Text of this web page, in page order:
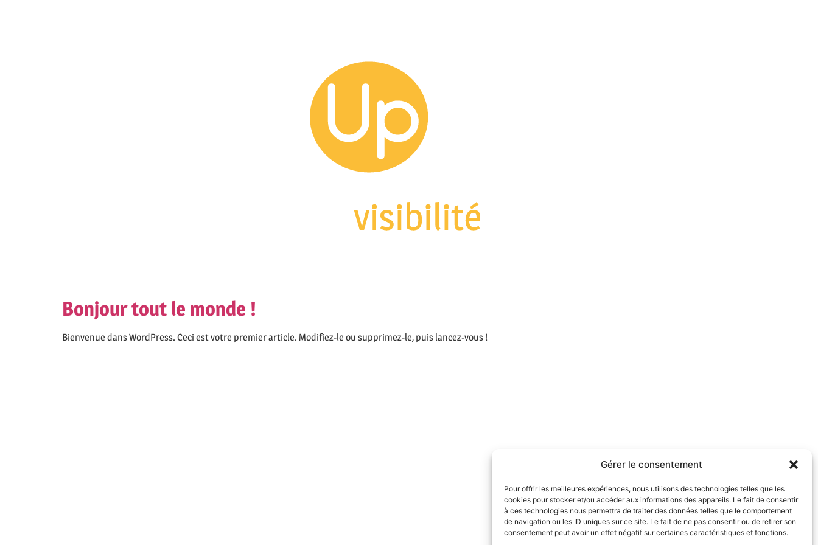
Gérer le consentement
Pour offrir les meilleures expériences, nous utilisons des technologies telles que les
cookies pour stocker et/ou accéder aux informations des appareils. Le fait de consentir
à ces technologies nous permettra de traiter des données telles que le comportement
de navigation ou les ID uniques sur ce site. Le fait de ne pas consentir ou de retirer son
consentement peut avoir un effet négatif sur certaines caractéristiques et fonctions.
Bonjour tout le monde !
Bienvenue dans WordPress. Ceci est votre premier article. Modifiez-le ou supprimez-le, puis lancez-vous !